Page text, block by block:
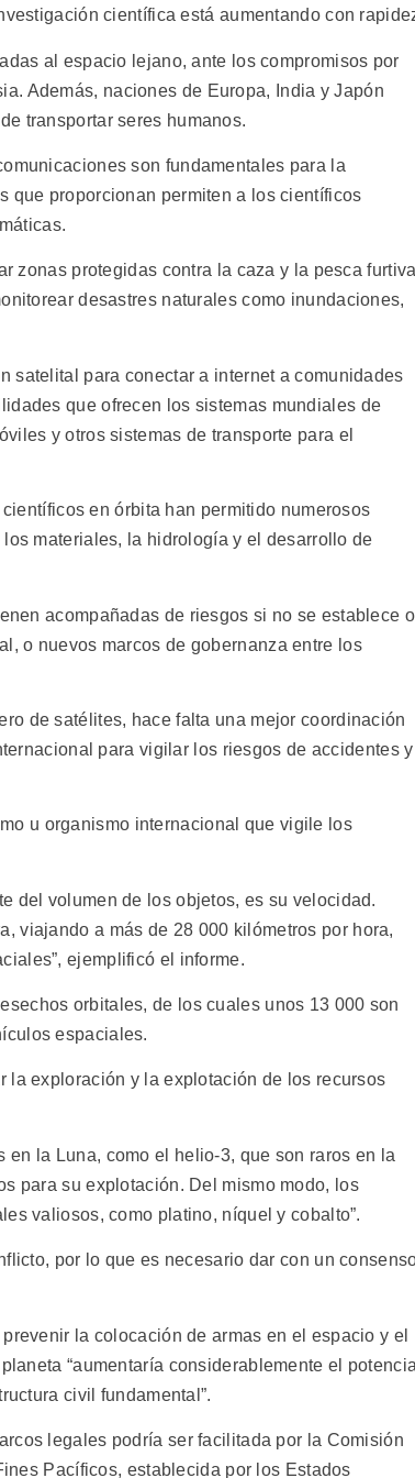
científica está aumentando con
al espacio lejano, ante los compromisos por
Además, naciones de Europa, India y Japón
transportar seres humanos.
son fundamentales para la
que proporcionan permiten a los científicos
zonas protegidas contra la caza y la pesca
desastres naturales como inundaciones,
satelital para conectar a internet a comunidades
que ofrecen los sistemas mundiales de
y otros sistemas de transporte para el
en órbita han permitido numerosos
materiales, la hidrología y el desarrollo de
acompañadas de riesgos si no se establece o
o nuevos marcos de gobernanza entre los
de satélites, hace falta una mejor coordinación
para vigilar los riesgos de accidentes y
u organismo internacional que vigile los
del volumen de los objetos, es su velocidad.
viajando a más de 28 000 kilómetros por hora,
ejemplificó el informe.
orbitales, de los cuales unos 13 000 son
espaciales.
la exploración y la explotación de los recursos
en la Luna, como el helio-3, que son raros en la
para su explotación. Del mismo modo, los
valiosos, como platino, níquel y cobalto”.
por lo que es necesario dar con un
la colocación de armas en el espacio y el
“aumentaría considerablemente el
civil fundamental”.
legales podría ser facilitada por la Comisión
Pacíficos, establecida por los Estados